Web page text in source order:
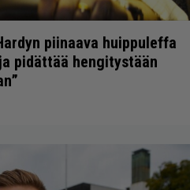
piinaava huippuleffa
pidättää hengitystään